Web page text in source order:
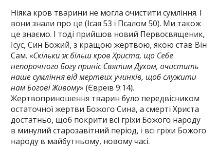
Ніяка кров тварини не могла очистити сумління. І
вони знали про це (Ісая 53 і Псалом 50). Ми також
це знаємо. І тоді прийшов новий Первосвященик,
Ісус, Син Божий, з кращою жертвою, якою став Він
Сам. «Скільки ж більш кров Христа, що Себе
непорочного Богу приніс Святим Духом, очистить
наше сумління від мертвих учинків, щоб служити
нам Богові Живому» (Євреїв 9:14).
Жертвоприношення тварин було передвісником
остаточної жертви Божого Сина, а смерті Христа
достатньо, щоб покрити всі гріхи Божого народу
в минулий старозавітний період, і всі гріхи Божого
народу в майбутньому, новому часі.